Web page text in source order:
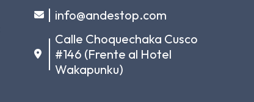
info@andestop.com
Calle Choquechaka Cusco
#146 (Frente al Hotel
Wakapunku)